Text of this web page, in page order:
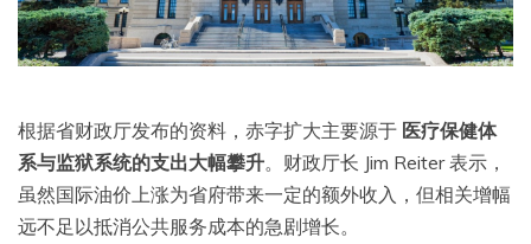
根据省财政厅发布的资料，赤字扩大主要源于 医疗保健体
系与监狱系统的支出大幅攀升。财政厅长 Jim Reiter 表示，
虽然国际油价上涨为省府带来一定的额外收入，但相关增幅
远不足以抵消公共服务成本的急剧增长。